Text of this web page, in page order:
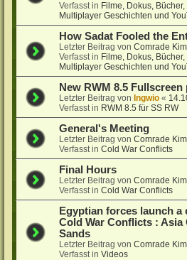
Verfasst in Filme, Dokus,
Multiplayer Geschichten und
How Sadat Fooled the
Letzter Beitrag vonComrade
Verfasst in Filme, Dokus,
Multiplayer Geschichten und
New RWM 8.5 Fullscreen
Letzter Beitrag vonIngwio «
Verfasst in RWM 8.5 für SS RW
General's Meeting
Letzter Beitrag vonComrade
Verfasst inCold War Conflicts
Final Hours
Letzter Beitrag vonComrade
Verfasst inCold War Conflicts
Egyptian forces launch a
Cold War Conflicts : Asia
Sands
Letzter Beitrag vonComrade
Verfasst inVideos